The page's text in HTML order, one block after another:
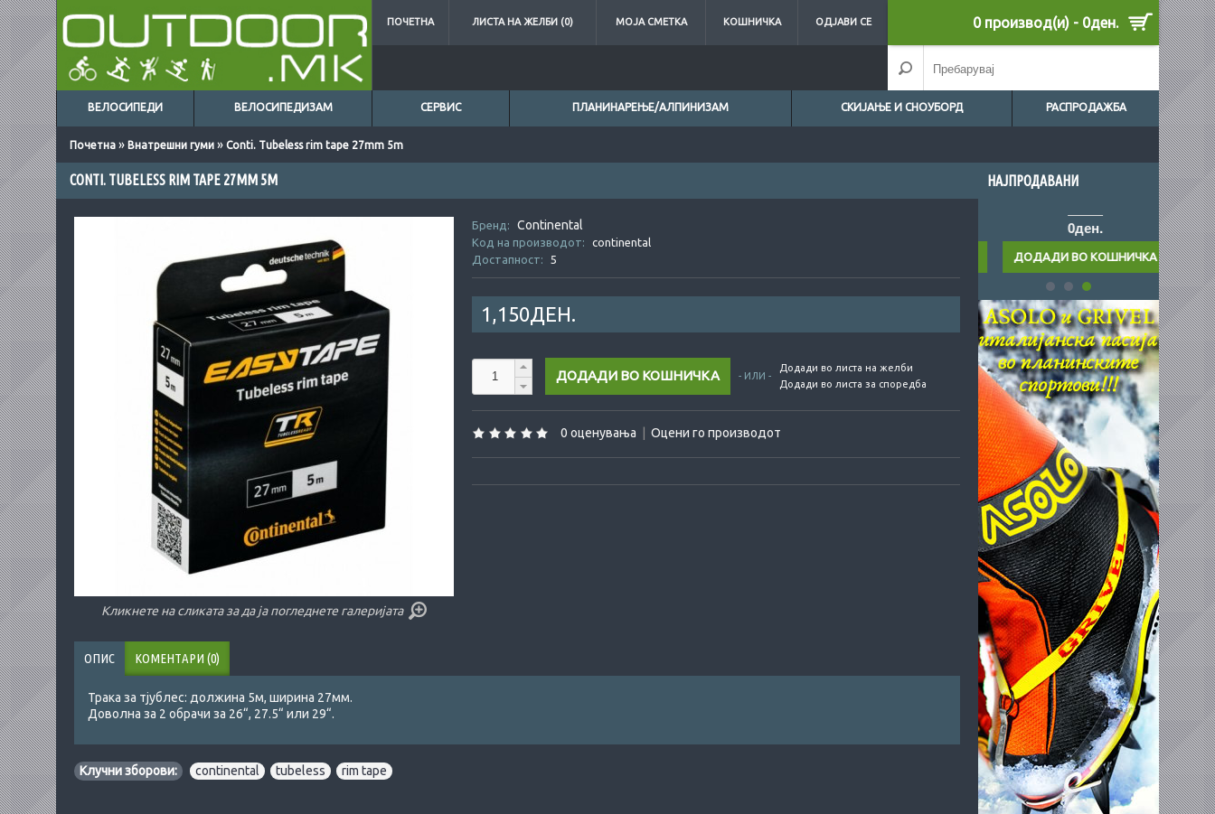
ПОЧЕТНА ЛИСТА НА ЖЕЛБИ (0) МОЈА СМЕТКА КОШНИЧКА ОДЈАВИ СЕ 0 производ(и) - 0ден.
ВЕЛОСИПЕДИ ВЕЛОСИПЕДИЗАМ СЕРВИС ПЛАНИНАРЕЊЕ/АЛПИНИЗАМ СКИЈАЊЕ И СНОУБОРД РАСПРОДАЖБА
Почетна » Внатрешни гуми » Conti. Tubeless rim tape 27mm 5m
НАЈПРОДАВАНИ
0ден. 0ден.
CONTI. TUBELESS RIM TAPE 27MM 5M
Кликнете на сликата за да ја погледнете галеријата
Бренд: Continental
Код на производот:
continental
Достапност:
5
1,150ДЕН.
- ИЛИ -
Додади во листа на желби
Додади во листа за споредба
0 оценувања Оцени го производот
ОПИС КОМЕНТАРИ (0)
Трака за тјублес: должина 5м, ширина 27мм.
Доволна за 2 обрачи за 26“, 27.5“ или 29“.
Клучни зборови: continental tubeless rim tape